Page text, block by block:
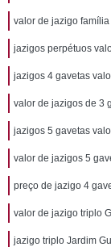
valor de jazigo família
jazigos perpétuos
jazigos 4 gavetas
valor de jazigos de 3
jazigos 5 gavetas
valor de jazigos 5
preço de jazigo 4
valor de jazigo triplo
jazigo triplo Jardim